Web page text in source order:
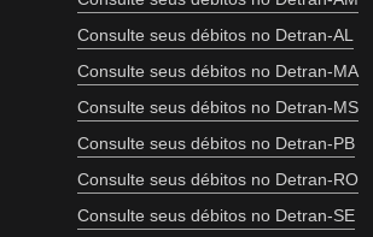
Consulte seus débitos no Detran-AL
Consulte seus débitos no Detran-MA
Consulte seus débitos no Detran-MS
Consulte seus débitos no Detran-PB
Consulte seus débitos no Detran-RO
Consulte seus débitos no Detran-SE